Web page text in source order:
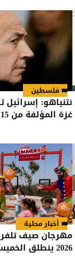
فلسطين
نتنياهو:
غزة المؤلفة من 15 بندا
أخبار محلية
مهرجان صيف
2026 ينطلق الخميس المقبل